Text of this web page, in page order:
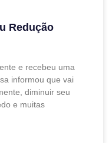
Redução
e recebeu uma
informou que vai
diminuir seu
e muitas